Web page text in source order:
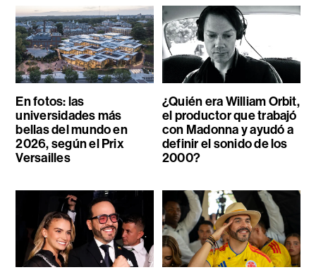
En fotos: las
universidades más
bellas del mundo en
2026, según el Prix
Versailles
¿Quién era William Orbit,
el productor que trabajó
con Madonna y ayudó a
definir el sonido de los
2000?